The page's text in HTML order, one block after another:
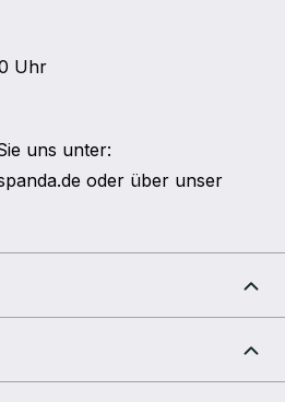
Uhr
uns unter:
oder über unser